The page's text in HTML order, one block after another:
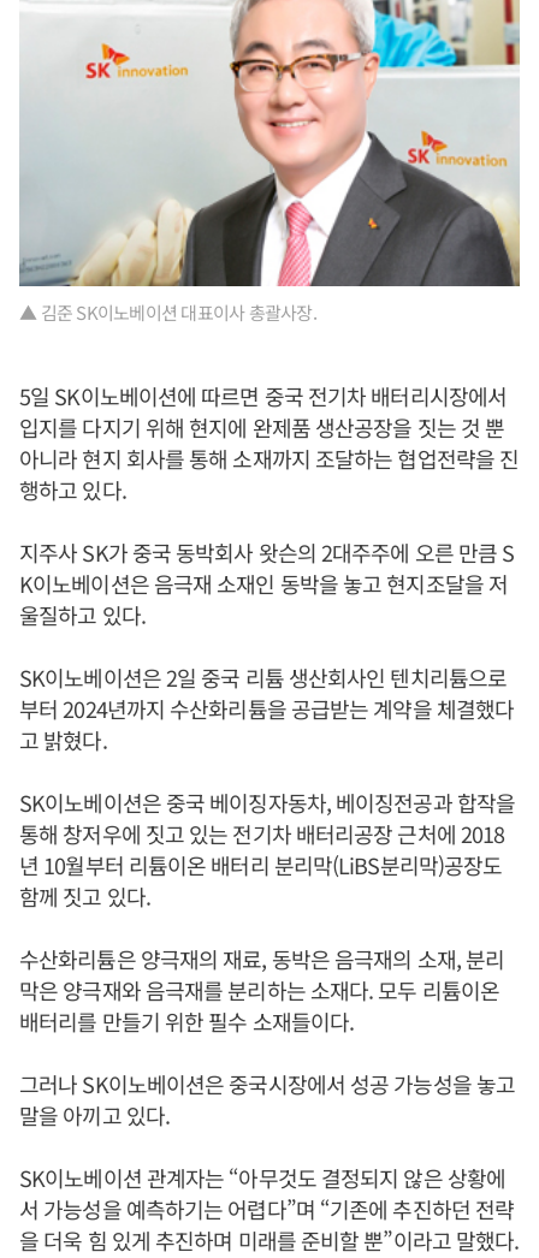
▲ 김준 SK이노베이션 대표이사 총괄사장.
5일 SK이노베이션에 따르면 중국 전기차 배터리시장에서
입지를 다지기 위해 현지에 완제품 생산공장을 짓는 것 뿐
아니라 현지 회사를 통해 소재까지 조달하는 협업전략을 진
행하고 있다.
지주사 SK가 중국 동박회사 왓슨의 2대주주에 오른 만큼 S
K이노베이션은 음극재 소재인 동박을 놓고 현지조달을 저
울질하고 있다.
SK이노베이션은 2일 중국 리튬 생산회사인 텐치리튬으로
부터 2024년까지 수산화리튬을 공급받는 계약을 체결했다
고 밝혔다.
SK이노베이션은 중국 베이징자동차, 베이징전공과 합작을
통해 창저우에 짓고 있는 전기차 배터리공장 근처에 2018
년 10월부터 리튬이온 배터리 분리막(LiBS분리막)공장도
함께 짓고 있다.
수산화리튬은 양극재의 재료, 동박은 음극재의 소재, 분리
막은 양극재와 음극재를 분리하는 소재다. 모두 리튬이온
배터리를 만들기 위한 필수 소재들이다.
그러나 SK이노베이션은 중국시장에서 성공 가능성을 놓고
말을 아끼고 있다.
SK이노베이션 관계자는 “아무것도 결정되지 않은 상황에
서 가능성을 예측하기는 어렵다”며 “기존에 추진하던 전략
을 더욱 힘 있게 추진하며 미래를 준비할 뿐”이라고 말했다.